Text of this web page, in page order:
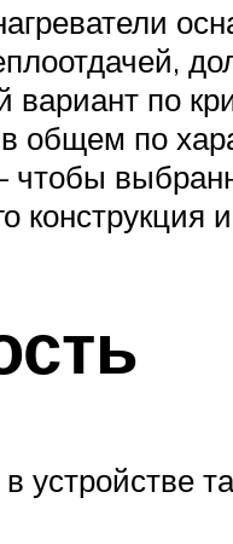
по
общем по
устройстве